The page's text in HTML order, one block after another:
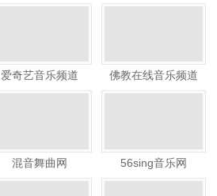
爱奇艺音乐频道 佛教在线音乐频道
混音舞曲网 56sing音乐网